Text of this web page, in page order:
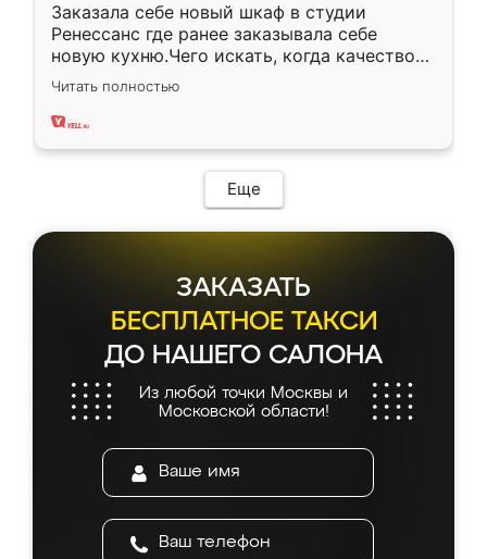
Заказала себе новый шкаф в студии
Ренессанс где ранее заказывала себе
новую кухню.Чего искать, когда качеством
вполне довольна. Служит кухня уже почти
два года, нареканий нет.
Читать полностью
Еще
ЗАКАЗАТЬ
БЕСПЛАТНОЕ ТАКСИ
ДО НАШЕГО САЛОНА
Из любой точки Москвы и
Московской области!